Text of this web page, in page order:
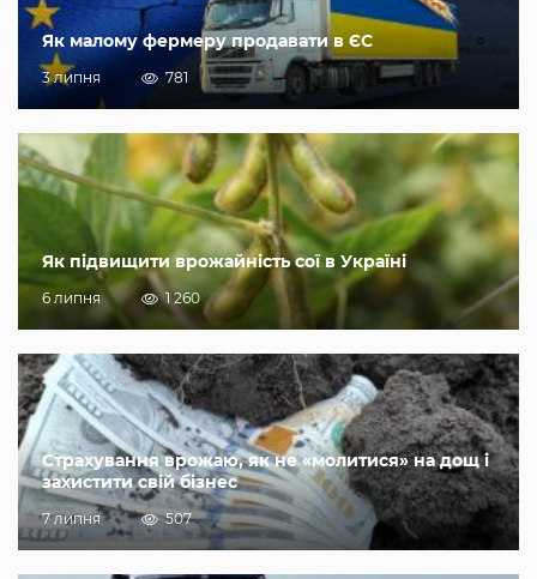
Як малому фермеру продавати в ЄС
3 липня 781
Як підвищити врожайність сої в Україні
6 липня 1 260
Страхування врожаю, як не «молитися» на дощ і
захистити свій бізнес
7 липня 507